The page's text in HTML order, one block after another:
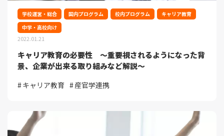
学校運営・総合 国内プログラム 校内プログラム
キャリア教育
中学・高校向け
2022.01.21
キャリア教育の必要性 ～重要視されるようになった背
景、企業が出来る取り組みなど解説～
キャリア教育 産官学連携